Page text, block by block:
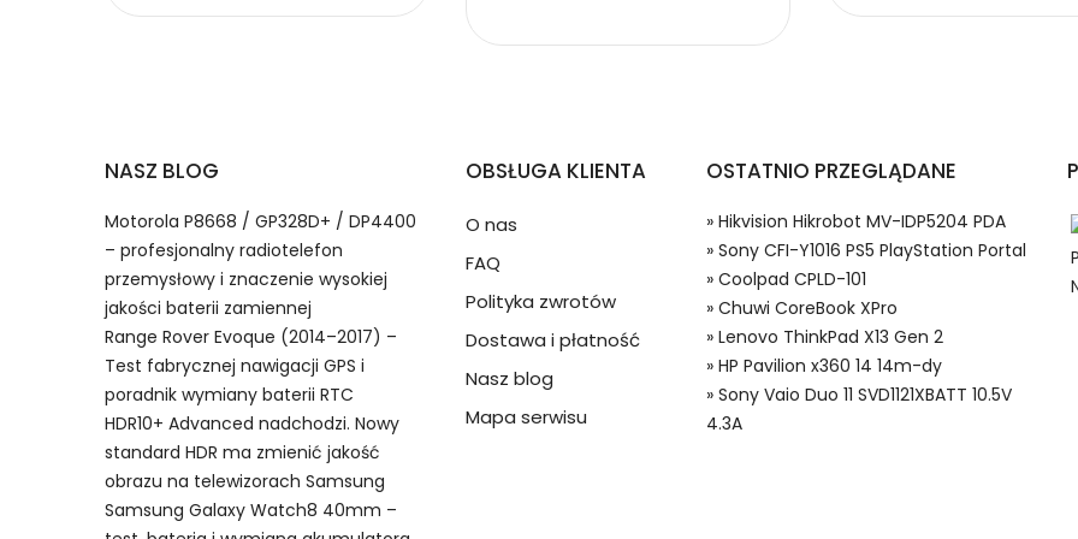
Baterie do Czytniki Kodów Kreskowych Hikvision TH5000
Dzięki ochronie kupujących w systemie PayPal możesz odzyskać całkowitą wartość
przedmiot do Ciebie nie dotrze lub będzie się znacznie różnić od opisu.
Model urządzenia
Numer produktu baterii
Hikvision TH5000 bateria, TH5000 Baterie do Czytniki Kodów Kreskowych, Alternatywna bateria
IDP5204 PDA akumulator.
NASZ BLOG
Motorola P8668 / GP328D+ / DP4400
– profesjonalny radiotelefon
przemysłowy i znaczenie wysokiej
jakości baterii zamiennej
Range Rover Evoque (2014–2017) –
Test fabrycznej nawigacji GPS i
poradnik wymiany baterii RTC
HDR10+ Advanced nadchodzi. Nowy
standard HDR ma zmienić jakość
obrazu na telewizorach Samsung
Samsung Galaxy Watch8 40mm –
OBSŁUGA KLIENTA
O nas
FAQ
Polityka zwrotów
Dostawa i płatność
Nasz blog
Mapa serwisu
OSTATNIO PRZEGLĄDANE
» Hikvision Hikrobot MV-IDP5204 PDA
» Sony CFI-Y1016 PS5 PlayStation Portal
» Coolpad CPLD-101
» Chuwi CoreBook XPro
» Lenovo ThinkPad X13 Gen 2
» HP Pavilion x360 14 14m-dy
» Sony Vaio Duo 11 SVD1121XBATT 10.5V
4.3A